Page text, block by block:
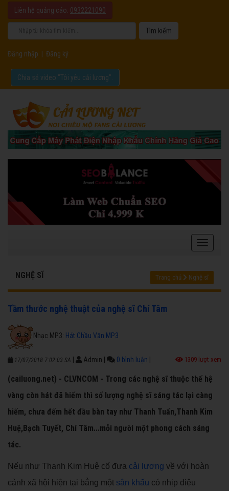
Liên hệ quảng cáo: 0932221090
Đăng nhập Đăng ký
Chia sẻ video "Tôi yêu cải lương".
NGHỆ SĨ Trang chủ Nghệ sĩ
Tầm thước nghệ thuật của nghệ sĩ Chí Tâm
Nhạc MP3: Hát Chầu Văn MP3
17/07/2018 7:02:03 SA Admin 0 bình luận 1309 lượt xem
(cailuong.net) - CLVNCOM - Trong các nghệ sĩ thuộc thế hệ
vàng còn hát đã hiếm thì số lượng nghệ sĩ sáng tác lại càng
hiếm, chưa đếm hết đầu bàn tay như Thanh Tuấn,Thanh Kim
Huệ,Bạch Tuyết, Chí Tâm...mỗi người một phong cách sáng
tác.
Nếu như Thanh Kim Huệ cố đưa cải lương về với hoàn
cảnh xã hội hiện tại bẳng một sân khấu có nhịp điệu